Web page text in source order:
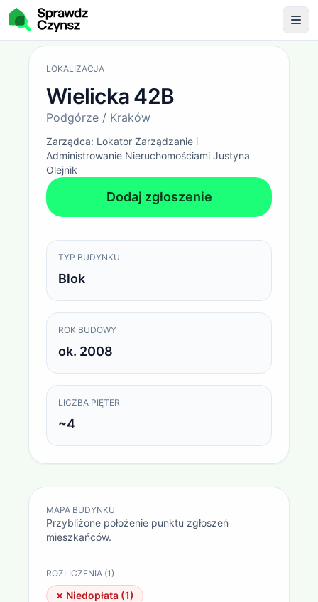
Opłaty administracyjne Wielicka 42B / Podgórze /
LOKALIZACJA
Wielicka 42B
Podgórze / Kraków
Zarządca: Lokator Zarządzanie i
Administrowanie Nieruchomościami Justyna
Olejnik
Dodaj zgłoszenie
TYP BUDYNKU
Blok
ROK BUDOWY
ok. 2008
LICZBA PIĘTER
~4
MAPA BUDYNKU
Przybliżone położenie punktu zgłoszeń
mieszkańców.
ROZLICZENIA (1)
✗ Niedopłata (1)